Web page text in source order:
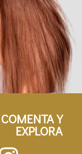
Y
EXPLORA